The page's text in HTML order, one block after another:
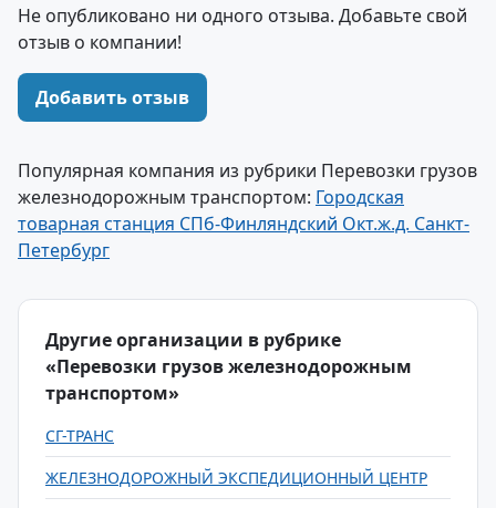
Не опубликовано ни одного отзыва. Добавьте свой
отзыв о компании!
Добавить отзыв
Популярная компания из рубрики Перевозки грузов
железнодорожным транспортом: Городская
товарная станция СПб-Финляндский Окт.ж.д. Санкт-
Петербург
Другие организации в рубрике
«Перевозки грузов железнодорожным
транспортом»
СГ-ТРАНС
ЖЕЛЕЗНОДОРОЖНЫЙ ЭКСПЕДИЦИОННЫЙ ЦЕНТР